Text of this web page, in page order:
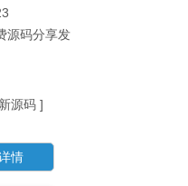
源码分享发
源码 ]
情